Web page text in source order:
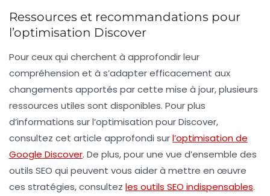
Ressources et recommandations pour
l’optimisation Discover
Pour ceux qui cherchent à approfondir leur
compréhension et à s’adapter efficacement aux
changements apportés par cette mise à jour, plusieurs
ressources utiles sont disponibles. Pour plus
d’informations sur l’optimisation pour Discover,
consultez cet article approfondi surl’optimisation de
Google Discover. De plus, pour une vue d’ensemble des
outils SEO qui peuvent vous aider à mettre en œuvre
ces stratégies, consultez les outils SEO indispensables.